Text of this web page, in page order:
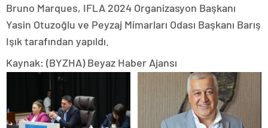
Bruno Marques, IFLA 2024 Organizasyon Başkanı
Yasin Otuzoğlu ve Peyzaj Mimarları Odası Başkanı Barış
Işık tarafından yapıldı.
Kaynak: (BYZHA) Beyaz Haber Ajansı